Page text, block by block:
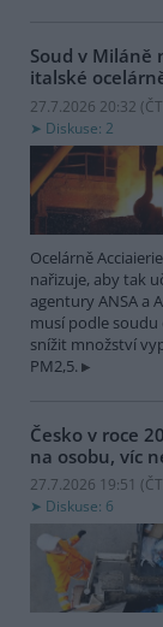
Soud v Miláně
italské
27.7.2026 20:32 (
Diskuse: 2
Ocelárně
nařizuje, aby tak
agentury ANSA a
musí podle soudu
snížit množství
PM2,5.
Česko v roce
na osobu, víc
27.7.2026 19:51 (
Diskuse: 6